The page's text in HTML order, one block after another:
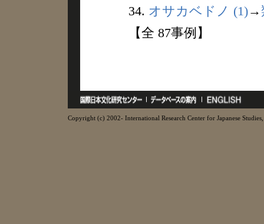
34. オサカベドノ (1)→
【全 87事例】
Copyright (c) 2002- International Research Center for Japanese